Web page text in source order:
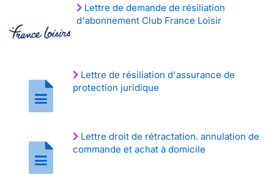
Lettre de demande de résiliation
d'abonnement Club France Loisir
Lettre de résiliation d'assurance de
protection juridique
Lettre droit de rétractation. annulation de
commande et achat à domicile